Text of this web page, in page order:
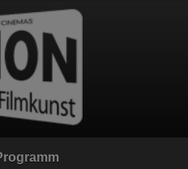
Cookie Einstellungen